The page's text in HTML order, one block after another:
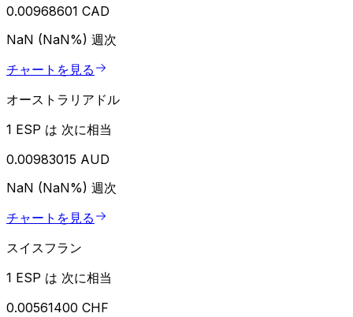
0.00968601 CAD
NaN (NaN%) 週次
チャートを見る
オーストラリアドル
1 ESP は 次に相当
0.00983015 AUD
NaN (NaN%) 週次
チャートを見る
スイスフラン
1 ESP は 次に相当
0.00561400 CHF